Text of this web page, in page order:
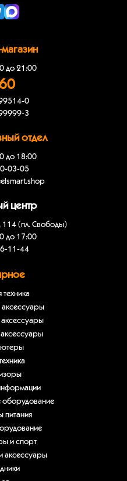
до 21:00
0
3
отдел
до 18:00
03-05
центр
114 (пл. Свободы)
до 17:00
11-44
техника
аксессуары
оборудование
питания
и спорт
аксессуары